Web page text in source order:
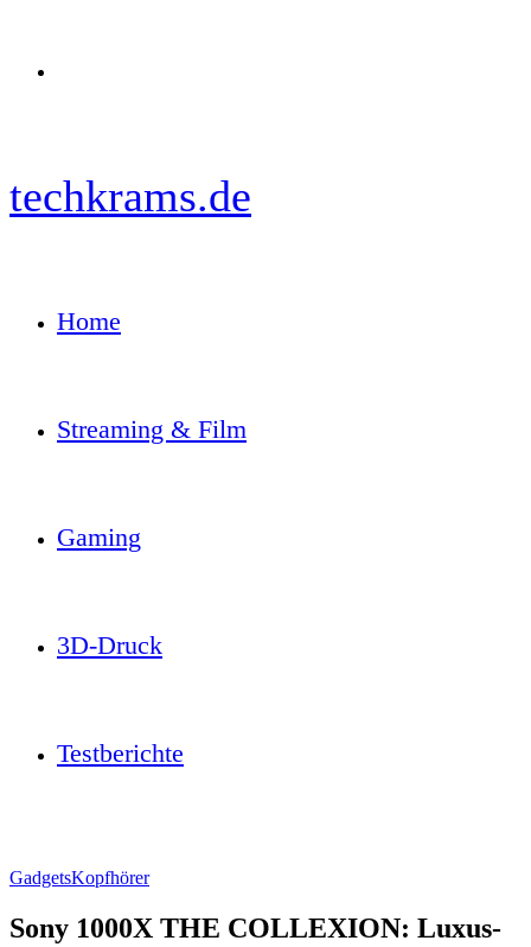
techkrams.de
Home
Streaming & Film
Gaming
3D-Druck
Testberichte
GadgetsKopfhörer
Sony 1000X THE COLLEXION: Luxus-